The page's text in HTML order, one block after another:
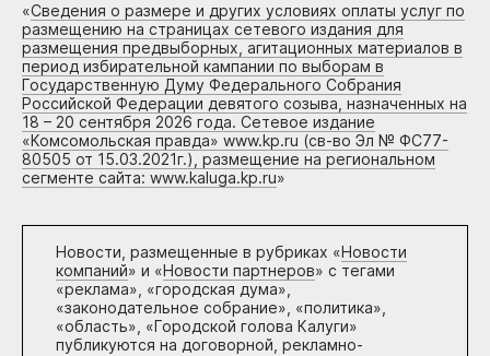
«Сведения о размере и других условиях оплаты услуг по
размещению на страницах сетевого издания для
размещения предвыборных, агитационных материалов в
период избирательной кампании по выборам в
Государственную Думу Федерального Собрания
Российской Федерации девятого созыва, назначенных на
18 – 20 сентября 2026 года. Сетевое издание
«Комсомольская правда» www.kp.ru (св-во Эл № ФС77-
80505 от 15.03.2021г.), размещение на региональном
сегменте сайта: www.kaluga.kp.ru»
Новости, размещенные в рубриках «Новости
компаний» и «Новости партнеров» с тегами
«реклама», «городская дума»,
«законодательное собрание», «политика»,
«область», «Городской голова Калуги»
публикуются на договорной, рекламно-